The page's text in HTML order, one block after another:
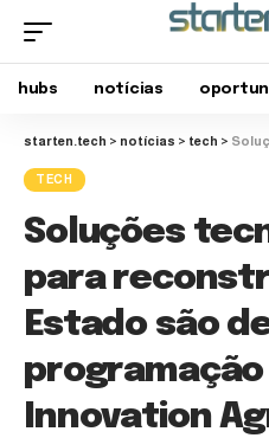
hubs notícias
starten.tech > notícias > tech > Soluções
TECH
Soluções
para
Estado são
programação
Innovation